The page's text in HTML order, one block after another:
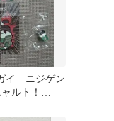
イ ニジゲン
ルト！